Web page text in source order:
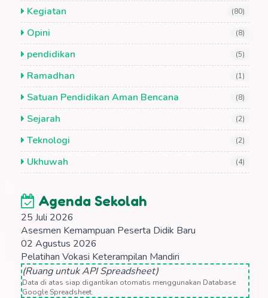
Kegiatan (80)
Opini (8)
pendidikan (5)
Ramadhan (1)
Satuan Pendidikan Aman Bencana (8)
Sejarah (2)
Teknologi (2)
Ukhuwah (4)
Agenda Sekolah
25 Juli 2026
Asesmen Kemampuan Peserta Didik Baru
02 Agustus 2026
Pelatihan Vokasi Keterampilan Mandiri
(Ruang untuk API Spreadsheet)
Data di atas siap digantikan otomatis menggunakan Database
Google Spreadsheet.